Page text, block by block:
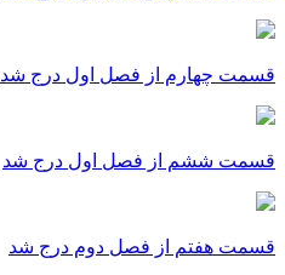
قسمت چهارم از فصل اول درج شد
قسمت ششم از فصل اول درج شد
قسمت هفتم از فصل دوم درج شد